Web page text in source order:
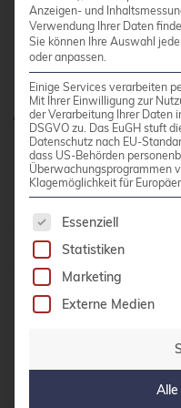
besten für
Für kleine und
eignen sich meist
leichtgewichtige
geringere
und schneller
Wahl hängt von der
und dem Budget ab.
Cloud-managed
Google GKE oder
Anzeigen- und
Verwendung Ihrer Daten
Sie können Ihre Auswahl
oder anpassen.
Einige Services verarbeiten
Mit Ihrer Einwilligung zur
der Verarbeitung Ihrer Daten
DSGVO zu. Das EuGH stuft
Datenschutz nach EU-
dass US-Behörden
Überwachungsprogrammen
Klagemöglichkeit für Europäer.
Es folgt eine Liste
Essenziell
Statistiken
Marketing
Externe Medien